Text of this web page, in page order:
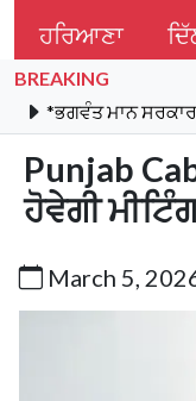
ਹਰਿਆਣਾ
BREAKING
ਮਾਨ ਸਰਕਾਰ ਧਰਤੀ
Punjab
ਹੋਵੇਗੀ
March 5,